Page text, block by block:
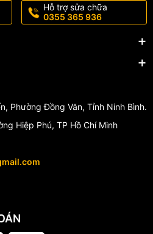
nhanh chóngHỗ trợ sửa chữa
0355 365 936
Phường Đồng Văn, Tỉnh Ninh Bình.
Hiệp Phú, TP Hồ Chí Minh